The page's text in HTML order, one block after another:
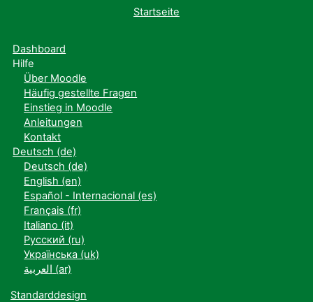
Startseite
Dashboard
Hilfe
Über Moodle
Häufig gestellte Fragen
Einstieg in Moodle
Anleitungen
Kontakt
Deutsch ‎(de)‎
Deutsch ‎(de)‎
English ‎(en)‎
Español - Internacional ‎(es)‎
Français ‎(fr)‎
Italiano ‎(it)‎
Русский ‎(ru)‎
Українська ‎(uk)‎
العربية ‎(ar)‎
Standarddesign